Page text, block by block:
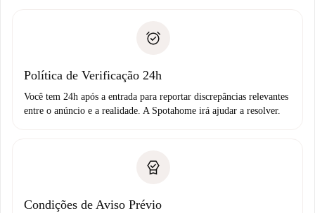
Débito direto bancário
não comunicar nenhum problema.
Política de Verificação 24h
Você tem 24h após a entrada para reportar discrepâncias relevantes
entre o anúncio e a realidade. A Spotahome irá ajudar a resolver.
Condições de Aviso Prévio